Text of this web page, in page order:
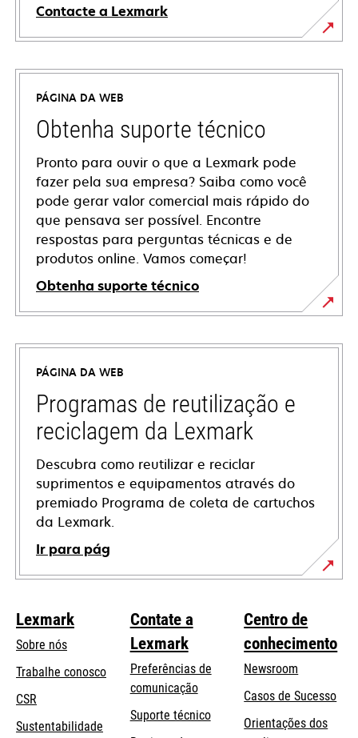
Contacte a Lexmark
PÁGINA DA WEB
Obtenha suporte técnico
Pronto para ouvir o que a Lexmark pode
fazer pela sua empresa? Saiba como você
pode gerar valor comercial mais rápido do
que pensava ser possível. Encontre
respostas para perguntas técnicas e de
produtos online. Vamos começar!
Obtenha suporte técnico
abre
em
nova
guia
PÁGINA DA WEB
Programas de reutilização e
reciclagem da Lexmark
Descubra como reutilizar e reciclar
suprimentos e equipamentos através do
premiado Programa de coleta de cartuchos
da Lexmark.
Ir para pág
Lexmark
Sobre nós
Trabalhe conosco
CSR
Sustentabilidade
Contate a
Lexmark
Preferências de
comunicação
Suporte técnicoabre
Centro de
conhecimento
Newsroom
Casos de Sucesso
Orientações dos